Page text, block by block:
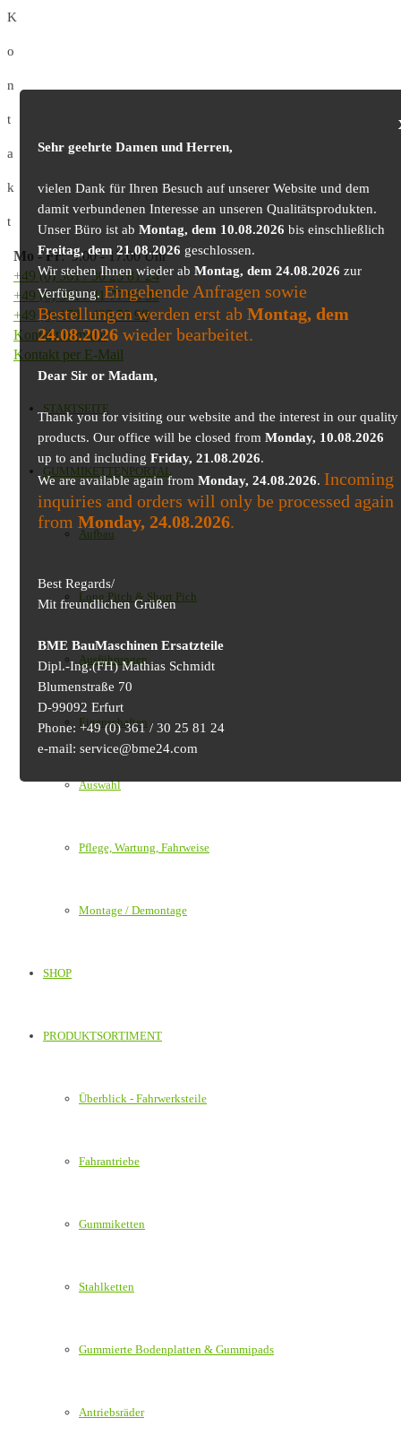
K
o
n
t
a
k
t
Mo -Fr: 9.00 - 17.00 Uhr
+49 (0) 361 / 30 25 81 24
+49 (0) 361 / 41 77 03 30
+49 (0) 179 / 425 50 98
Kontaktformular
Kontakt per E-Mail
STARTSEITE
GUMMIKETTENPORTAL
Aufbau
Long Pitch & Short Pich
Ausführungen
Eigenschaften
Auswahl
Pflege, Wartung, Fahrweise
Montage / Demontage
SHOP
PRODUKTSORTIMENT
Überblick - Fahrwerksteile
Fahrantriebe
Gummiketten
Stahlketten
Gummierte Bodenplatten & Gummipads
Antriebsräder
Sehr geehrte Damen und Herren,
vielen Dank für Ihren Besuch auf unserer Website und dem
damit verbundenen Interesse an unseren Qualitätsprodukten.
Unser Büro ist abMontag, dem 10.08.2026 bis einschließlich
Freitag, dem 21.08.2026 geschlossen.
Wir stehen Ihnen wieder abMontag, dem 24.08.2026 zur
Verfügung.Eingehende Anfragen sowie
Bestellungen werden erst abMontag, dem
24.08.2026 wieder bearbeitet.
Dear Sir or Madam,
Thank you for visiting our website and the interest in our quality
products. Our office will be closed fromMonday, 10.08.2026
up to and includingFriday, 21.08.2026.
We are available again fromMonday, 24.08.2026. Incoming
inquiries and orders will only be processed again
fromMonday, 24.08.2026.
Best Regards/
Mit freundlichen Grüßen
BME BauMaschinen Ersatzteile
Dipl.-Ing.(FH) Mathias Schmidt
Blumenstraße 70
D-99092 Erfurt
Phone: +49 (0) 361 / 30 25 81 24
e-mail: service@bme24.com